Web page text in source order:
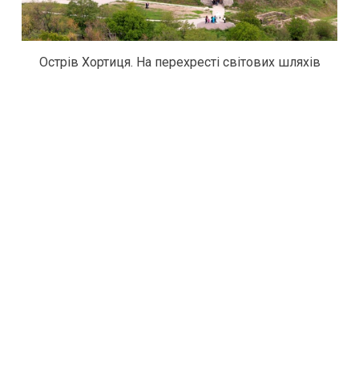
Острів Хортиця. На перехресті світових шляхів